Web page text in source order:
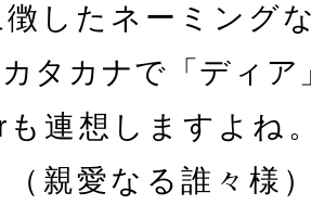
徴したネーミング
タカナで「ディ
も連想しますよ
親愛なる誰々様